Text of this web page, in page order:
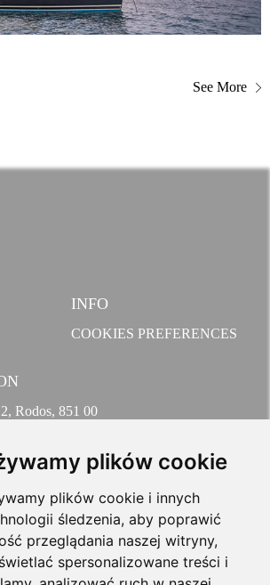
plików cookie
plików cookie i innych
śledzenia, aby poprawić
przeglądania naszej witryny,
spersonalizowane treści i
See More
INFO
COOKIES PREFERENCES
Rodos, 851 00
and get exclusive offers!